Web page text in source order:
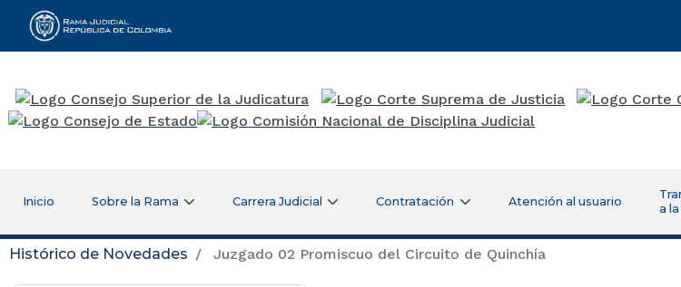
Rama Judicial
Inicio Sobre la Rama Carrera Judicial Contratación Atención al usuario
a
Histórico de Novedades Juzgado 02 Promiscuo del Circuito de Quinchía